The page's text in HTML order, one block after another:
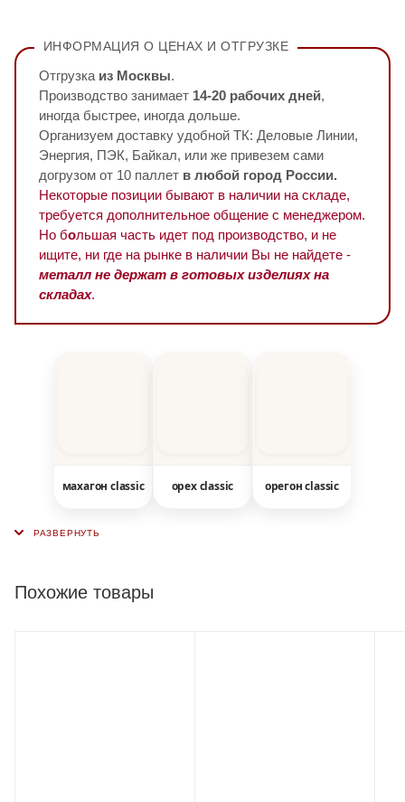
ИНФОРМАЦИЯ О ЦЕНАХ И ОТГРУЗКЕ
Отгрузка из Москвы.
Производство занимает 14-20 рабочих дней,
иногда быстрее, иногда дольше.
Организуем доставку удобной ТК: Деловые Линии,
Энергия, ПЭК, Байкал, или же привезем сами
догрузом от 10 паллет в любой город России.
Некоторые позиции бывают в наличии на складе,
требуется дополнительное общение с менеджером.
Но большая часть идет под производство, и не
ищите, ни где на рынке в наличии Вы не найдете -
металл не держат в готовых изделиях на
складах.
махагон classic орех classic орегон classic
Похожие товары